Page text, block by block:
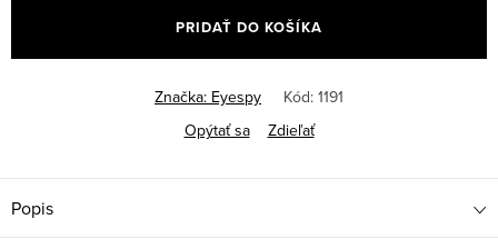
PRIDAŤ DO KOŠÍKA
Značka: Eyespy Kód: 1191
Opýtať sa
Zdieľať
Popis